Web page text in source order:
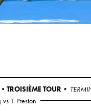
•TROISIÈME TOUR •
vs T. Preston